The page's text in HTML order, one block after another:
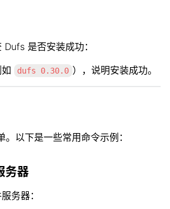
是否安装成功：
dufs 0.30.0 ），说明安装成功。
以下是一些常用命令示例：
务器
务器：